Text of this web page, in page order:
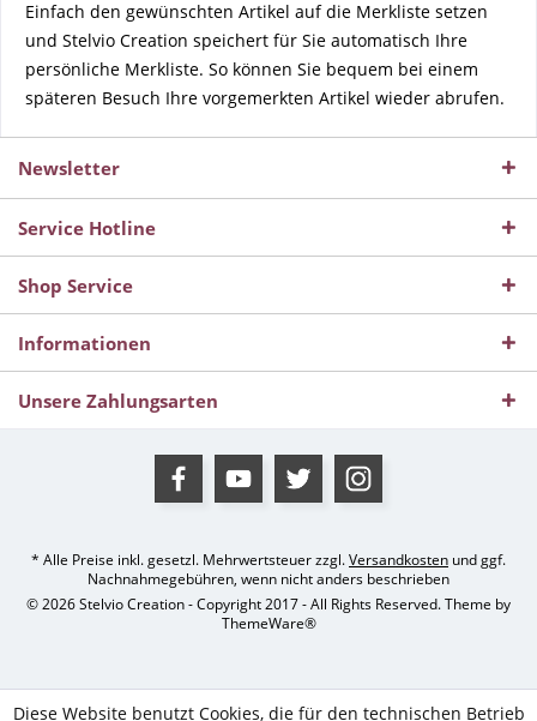
Einfach den gewünschten Artikel auf die Merkliste setzen
und Stelvio Creation speichert für Sie automatisch Ihre
persönliche Merkliste. So können Sie bequem bei einem
späteren Besuch Ihre vorgemerkten Artikel wieder abrufen.
Newsletter
Service Hotline
Shop Service
Informationen
Unsere Zahlungsarten
* Alle Preise inkl. gesetzl. Mehrwertsteuer zzgl.Versandkosten und ggf.
Nachnahmegebühren, wenn nicht anders beschrieben
© 2026 Stelvio Creation - Copyright 2017 - All Rights Reserved. Theme by
ThemeWare®
Diese Website benutzt Cookies, die für den technischen Betrieb